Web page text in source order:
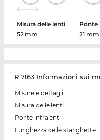
Misura delle lenti
52 mm
Ponte
21 mm
R 7163 Informazioni sui
Misure e dettagli
Misura delle lenti
Ponte infralenti
Lunghezza delle stanghette